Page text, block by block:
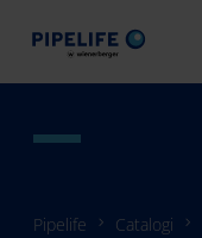
Pipelife Catalogi